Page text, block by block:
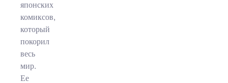
японских
комиксов,
который
покорил
весь
мир.
Ее